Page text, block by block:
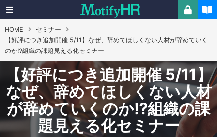
HOME
セミナー
【好評につき追加開催 5/11】なぜ、辞めてほしくない人材が辞めていく
のか⁉組織の課題見える化セミナー
【好評につき追加開催 5/11】
なぜ、辞めてほしくない人材
が辞めていくのか⁉組織の課
題見える化セミナー